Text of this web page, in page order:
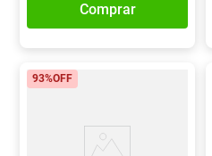
Comprar
93%OFF